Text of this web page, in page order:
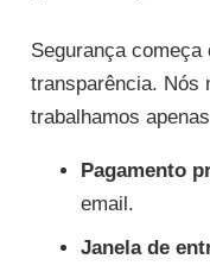
Segurança
transparência. Nós
trabalhamos
Pagamento
email.
Janela de